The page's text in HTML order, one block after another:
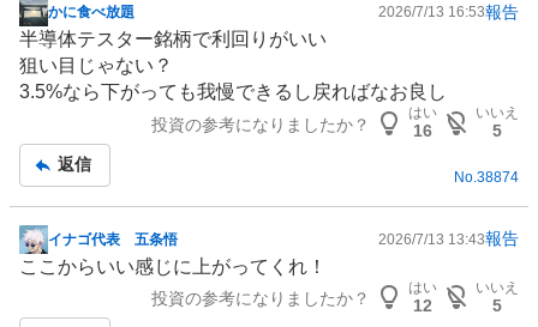
掲
示
板
記
かに食べ放題 2026/7/13 16:53報告
半導体テスター銘柄で利回りがいい
狙い目じゃない？
3.5%なら下がっても我慢できるし戻ればなお良し
投資の参考になりましたか？
はい
16
いいえ
5
返信
No. 38874
掲
示
イナゴ代表 五条悟 2026/7/13 13:43報告
ここからいい感じに上がってくれ！
投資の参考になりましたか？
はい
12
いいえ
5